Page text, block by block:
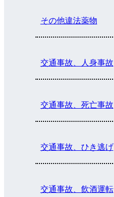
その他違法薬物
交通事故、人身事故
交通事故、死亡事故
交通事故、ひき逃げ
交通事故、飲酒運転